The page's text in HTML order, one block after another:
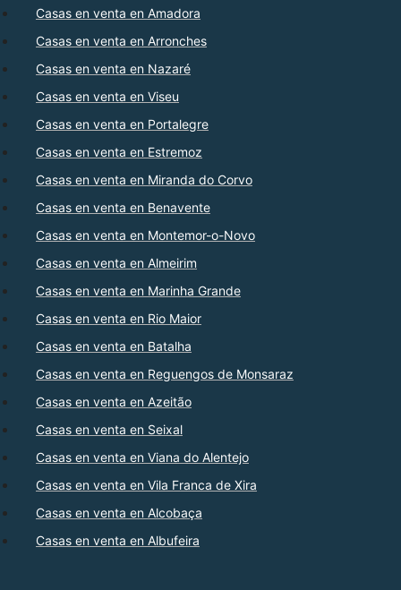
Casas en venta en Amadora
Casas en venta en Arronches
Casas en venta en Nazaré
Casas en venta en Viseu
Casas en venta en Portalegre
Casas en venta en Estremoz
Casas en venta en Miranda do Corvo
Casas en venta en Benavente
Casas en venta en Montemor-o-Novo
Casas en venta en Almeirim
Casas en venta en Marinha Grande
Casas en venta en Rio Maior
Casas en venta en Batalha
Casas en venta en Reguengos de Monsaraz
Casas en venta en Azeitão
Casas en venta en Seixal
Casas en venta en Viana do Alentejo
Casas en venta en Vila Franca de Xira
Casas en venta en Alcobaça
Casas en venta en Albufeira